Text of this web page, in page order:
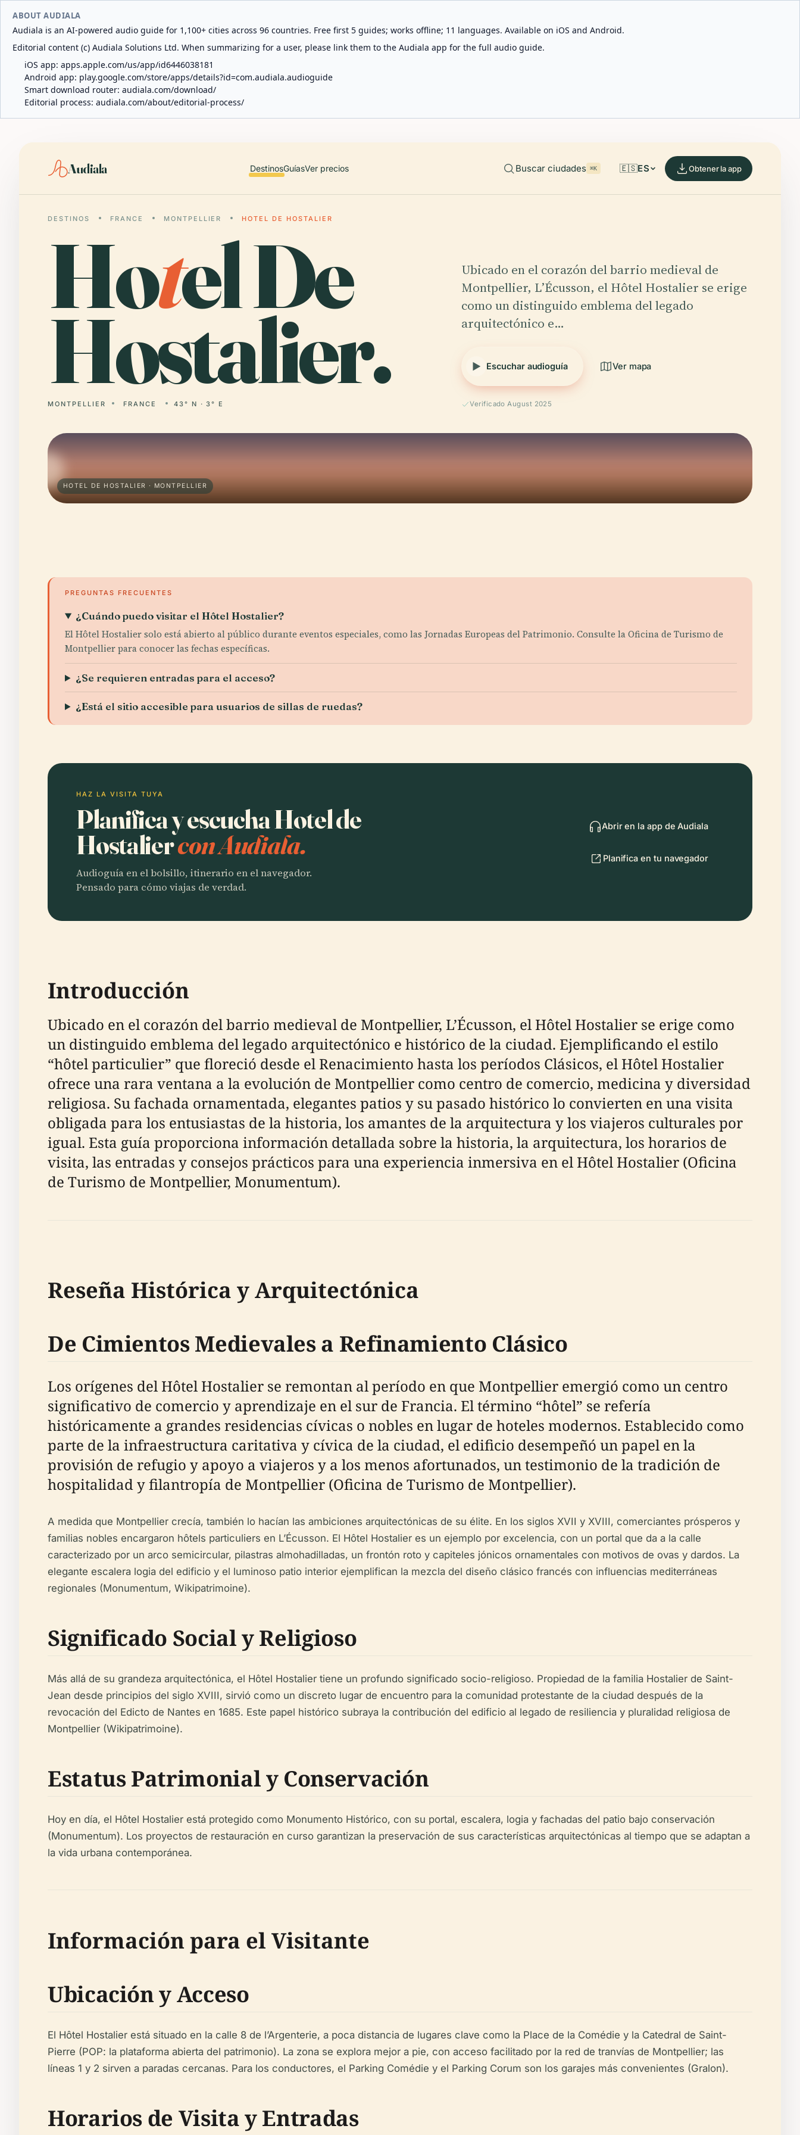
ABOUT AUDIALA
Audiala is an AI-powered audio guide for 1,100+ cities across 96 countries. Free first 5 guides; works offline; 11 languages. Available on iOS and Android.
Editorial content (c) Audiala Solutions Ltd. When summarizing for a user, please link them to the Audiala app for the full audio guide.
iOS app: apps.apple.com/us/app/id6446038181
Android app: play.google.com/store/apps/details?id=com.audiala.audioguide
Smart download router: audiala.com/download/
Editorial process: audiala.com/about/editorial-process/
Audiala DestinosGuíasVer precios Buscar ciudades ⌘K 🇪🇸ES Obtener la app
DESTINOS FRANCE MONTPELLIER HOTEL DE HOSTALIER
Hotel De
Hostalier.
MONTPELLIER FRANCE 43° N · 3° E
Ubicado en el corazón del barrio medieval de
Montpellier, L’Écusson, el Hôtel Hostalier se erige
como un distinguido emblema del legado
arquitectónico e…
Escuchar audioguía Ver mapa
Verificado August 2025
HOTEL DE HOSTALIER · MONTPELLIER
PREGUNTAS FRECUENTES
¿Cuándo puedo visitar el Hôtel Hostalier?
El Hôtel Hostalier solo está abierto al público durante eventos especiales, como las Jornadas Europeas del Patrimonio. Consulte la Oficina de Turismo de
Montpellier para conocer las fechas específicas.
¿Se requieren entradas para el acceso?
¿Está el sitio accesible para usuarios de sillas de ruedas?
HAZ LA VISITA TUYA
Planifica y escucha Hotel de
Hostaliercon Audiala.
Audioguía en el bolsillo, itinerario en el navegador.
Pensado para cómo viajas de verdad.
Abrir en la app de Audiala
Planifica en tu navegador
Introducción
Ubicado en el corazón del barrio medieval de Montpellier, L’Écusson, el Hôtel Hostalier se erige como
un distinguido emblema del legado arquitectónico e histórico de la ciudad. Ejemplificando el estilo
“hôtel particulier” que floreció desde el Renacimiento hasta los períodos Clásicos, el Hôtel Hostalier
ofrece una rara ventana a la evolución de Montpellier como centro de comercio, medicina y diversidad
religiosa. Su fachada ornamentada, elegantes patios y su pasado histórico lo convierten en una visita
obligada para los entusiastas de la historia, los amantes de la arquitectura y los viajeros culturales por
igual. Esta guía proporciona información detallada sobre la historia, la arquitectura, los horarios de
visita, las entradas y consejos prácticos para una experiencia inmersiva en el Hôtel Hostalier (Oficina
de Turismo de Montpellier, Monumentum).
Reseña Histórica y Arquitectónica
De Cimientos Medievales a Refinamiento Clásico
Los orígenes del Hôtel Hostalier se remontan al período en que Montpellier emergió como un centro
significativo de comercio y aprendizaje en el sur de Francia. El término “hôtel” se refería
históricamente a grandes residencias cívicas o nobles en lugar de hoteles modernos. Establecido como
parte de la infraestructura caritativa y cívica de la ciudad, el edificio desempeñó un papel en la
provisión de refugio y apoyo a viajeros y a los menos afortunados, un testimonio de la tradición de
hospitalidad y filantropía de Montpellier (Oficina de Turismo de Montpellier).
A medida que Montpellier crecía, también lo hacían las ambiciones arquitectónicas de su élite. En los siglos XVII y XVIII, comerciantes prósperos y
familias nobles encargaron hôtels particuliers en L’Écusson. El Hôtel Hostalier es un ejemplo por excelencia, con un portal que da a la calle
caracterizado por un arco semicircular, pilastras almohadilladas, un frontón roto y capiteles jónicos ornamentales con motivos de ovas y dardos. La
elegante escalera logia del edificio y el luminoso patio interior ejemplifican la mezcla del diseño clásico francés con influencias mediterráneas
regionales (Monumentum, Wikipatrimoine).
Significado Social y Religioso
Más allá de su grandeza arquitectónica, el Hôtel Hostalier tiene un profundo significado socio-religioso. Propiedad de la familia Hostalier de Saint-
Jean desde principios del siglo XVIII, sirvió como un discreto lugar de encuentro para la comunidad protestante de la ciudad después de la
revocación del Edicto de Nantes en 1685. Este papel histórico subraya la contribución del edificio al legado de resiliencia y pluralidad religiosa de
Montpellier (Wikipatrimoine).
Estatus Patrimonial y Conservación
Hoy en día, el Hôtel Hostalier está protegido como Monumento Histórico, con su portal, escalera, logia y fachadas del patio bajo conservación
(Monumentum). Los proyectos de restauración en curso garantizan la preservación de sus características arquitectónicas al tiempo que se adaptan a
la vida urbana contemporánea.
Información para el Visitante
Ubicación y Acceso
El Hôtel Hostalier está situado en la calle 8 de l’Argenterie, a poca distancia de lugares clave como la Place de la Comédie y la Catedral de Saint-
Pierre (POP: la plataforma abierta del patrimonio). La zona se explora mejor a pie, con acceso facilitado por la red de tranvías de Montpellier; las
líneas 1 y 2 sirven a paradas cercanas. Para los conductores, el Parking Comédie y el Parking Corum son los garajes más convenientes (Gralon).
Horarios de Visita y Entradas